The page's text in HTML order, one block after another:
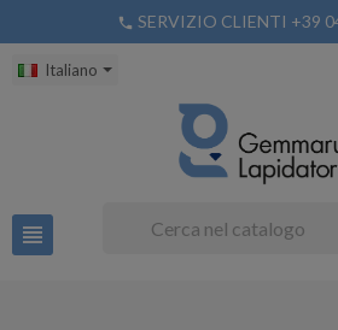
phone SERVIZIO CLIENTI +39
Italiano
view_headline